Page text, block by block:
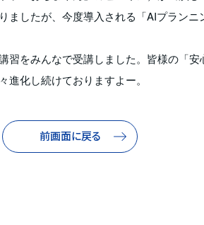
ましたが、今度導入される「AIプラン
習をみんなで受講しました。皆様の「
化し続けておりますよー。
前画面に戻る